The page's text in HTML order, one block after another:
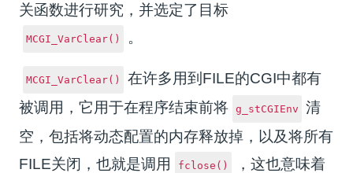
关函数进行研究，并选定了目标
MCGI_VarClear() 。
MCGI_VarClear()
在许多用到FILE的CGI中都有
被调用，它用于在程序结束前将
g_stCGIEnv
清
空，包括将动态配置的内存释放掉，以及将所有
FILE关闭，也就是调用
fclose()
，这也意味着